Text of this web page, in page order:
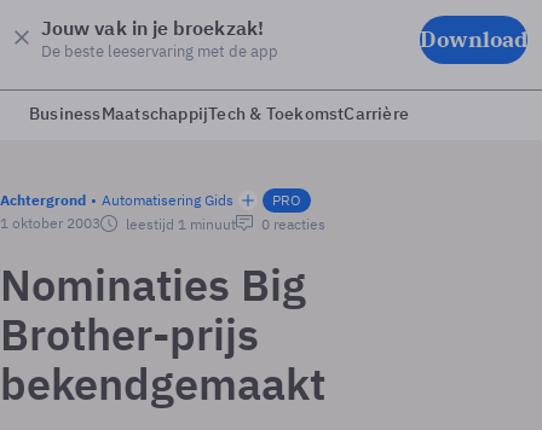
Jouw vak in je broekzak!
De beste leeservaring met de app Download
BusinessMaatschappijTech & ToekomstCarrière
Achtergrond Automatisering Gids
PRO
1 oktober 2003
leestijd 1 minuut 0 reacties
Nominaties Big
Brother-prijs
bekendgemaakt